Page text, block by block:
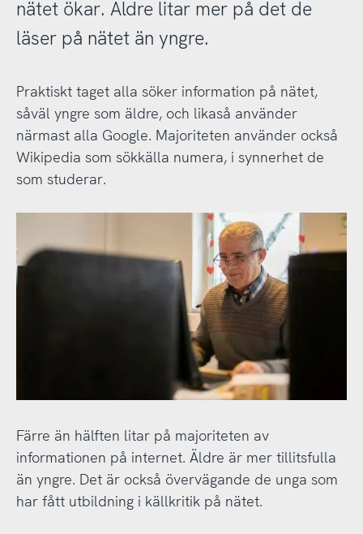
nätet ökar. Äldre litar mer på det de
läser på nätet än yngre.
Praktiskt taget alla söker information på nätet,
såväl yngre som äldre, och likaså använder
närmast alla Google. Majoriteten använder också
Wikipedia som sökkälla numera, i synnerhet de
som studerar.
Färre än hälften litar på majoriteten av
informationen på internet. Äldre är mer tillitsfulla
än yngre. Det är också övervägande de unga som
har fått utbildning i källkritik på nätet.